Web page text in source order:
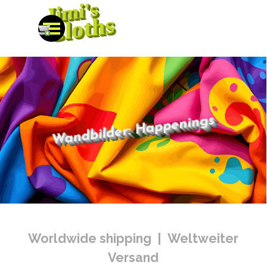
Direkt zum Seiteninhalt
Jimi's
Menü überspringen
Cloths
Wandbilder: Happenings
Worldwide shipping | Weltweiter
Versand